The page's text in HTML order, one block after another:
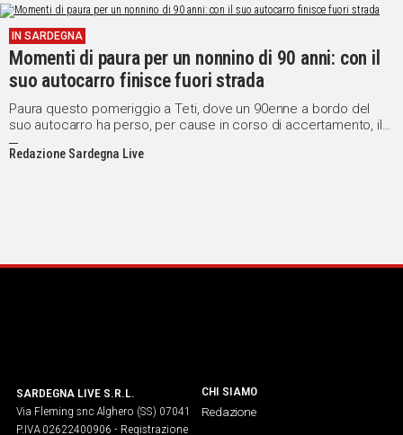
IN SARDEGNA
Momenti di paura per un nonnino di 90 anni: con il
suo autocarro finisce fuori strada
Paura questo pomeriggio a Teti, dove un 90enne a bordo del
suo autocarro ha perso, per cause in corso di accertamento, il
controllo del mezzo ed è finito fuori strada.
Redazione Sardegna Live
SARDEGNA LIVE S.R.L.
Via Fleming snc Alghero (SS) 07041
P.IVA 02622400906 - Registrazione
CHI SIAMO
Redazione